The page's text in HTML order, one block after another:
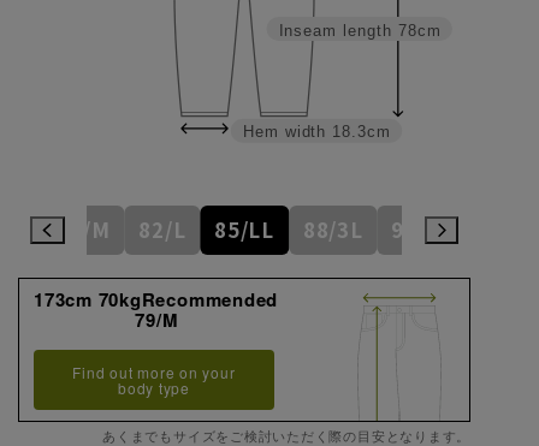
Inseam length 78cm
Hem width 18.3cm
79/M 82/L 85/LL 88/3L 91/4L
173cm 70kgRecommended
79/M
Find out more on your
body type
あくまでもサイズをご検討いただく際の目安となります。